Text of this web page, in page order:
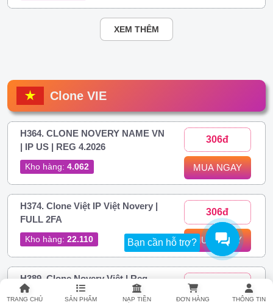
Bạn cần hỗ trợ?
TRANG CHỦ SẢN PHẨM NẠP TIỀN ĐƠN HÀNG THÔNG TIN
XEM THÊM
Clone VIE
H364. CLONE NOVERY NAME VN
| IP US | REG 4.2026
Kho hàng: 4.062
306đ
MUA NGAY
H374. Clone Việt IP Việt Novery |
FULL 2FA
Kho hàng: 22.110
306đ
MUA NGAY
H389. Clone Novery Việt | Reg
Phone Android